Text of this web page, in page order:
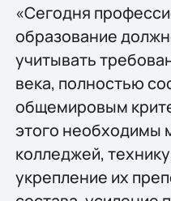
«Сегодня
образование
учитывать
века, полностью
общемировым
этого необходимы
колледжей,
укрепление их